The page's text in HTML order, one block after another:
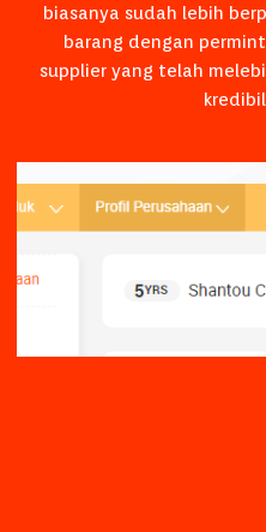
biasanya sudah lebih
barang dengan
supplier yang telah